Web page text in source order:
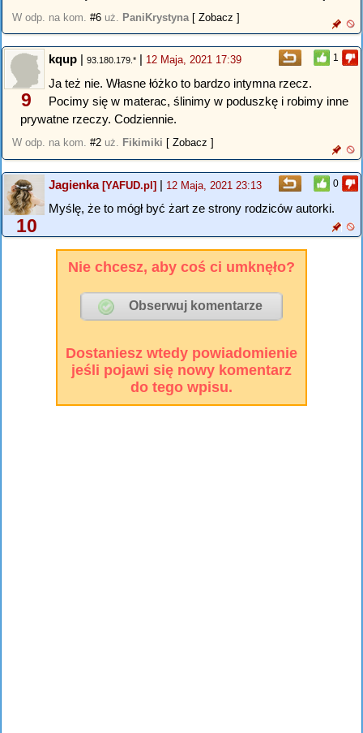
W odp. na kom. #6 uż. PaniKrystyna [ Zobacz ]
1
9
kqup | 93.180.179.* | 12 Maja, 2021 17:39
Ja też nie. Własne łóżko to bardzo intymna rzecz.
Pocimy się w materac, ślinimy w poduszkę i robimy inne
prywatne rzeczy. Codziennie.
W odp. na kom. #2 uż. Fikimiki [ Zobacz ]
0
10
Jagienka[YAFUD.pl] | 12 Maja, 2021 23:13
Myślę, że to mógł być żart ze strony rodziców autorki.
Nie chcesz, aby coś ci umknęło?
Dostaniesz wtedy powiadomienie
jeśli pojawi się nowy komentarz
do tego wpisu.